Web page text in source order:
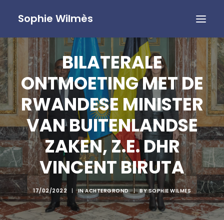
Sophie Wilmès
BILATERALE
ONTMOETING MET DE
RWANDESE MINISTER
VAN BUITENLANDSE
ZAKEN, Z.E. DHR
VINCENT BIRUTA
17/02/2022 | INACHTERGROND | BYSOPHIE WILMES